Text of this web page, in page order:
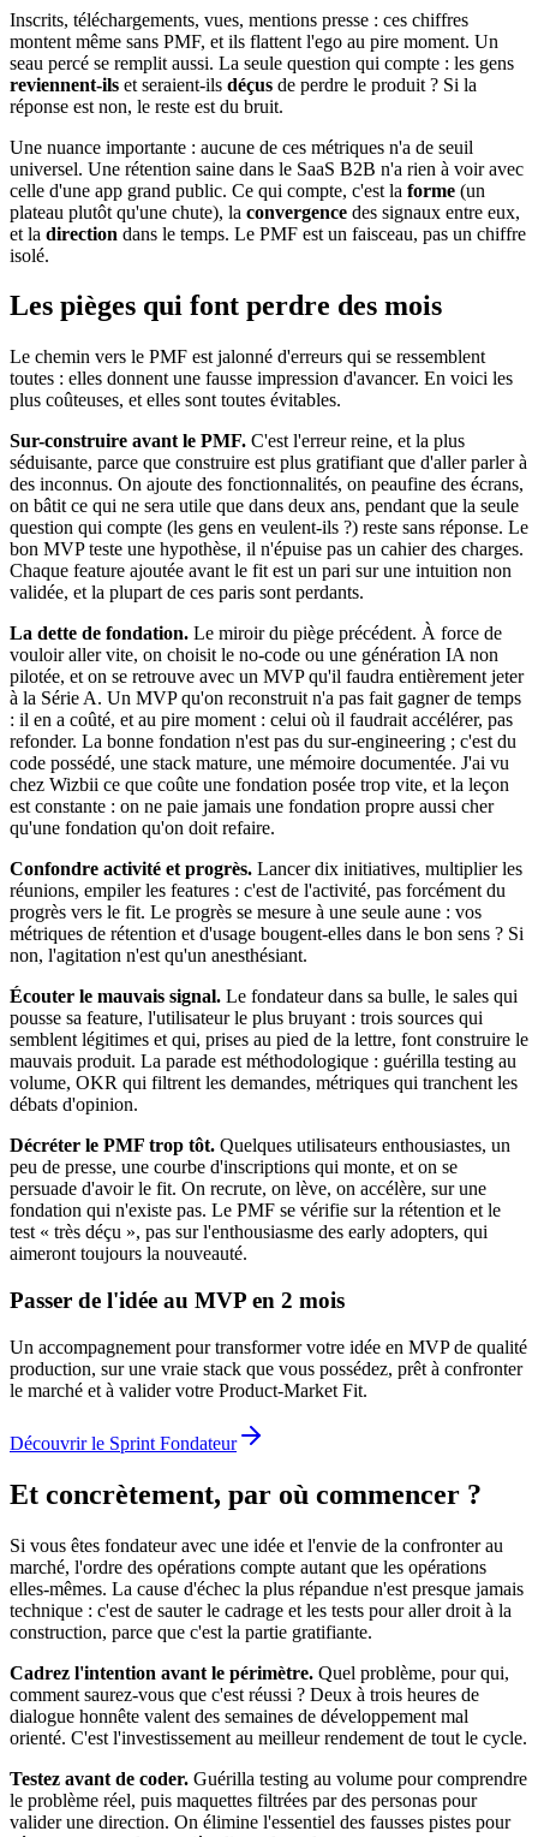
Inscrits, téléchargements, vues, mentions presse : ces chiffres
montent même sans PMF, et ils flattent l'ego au pire moment. Un
seau percé se remplit aussi. La seule question qui compte : les gens
reviennent-ils et seraient-ils déçus de perdre le produit ? Si la
réponse est non, le reste est du bruit.
Une nuance importante : aucune de ces métriques n'a de seuil
universel. Une rétention saine dans le SaaS B2B n'a rien à voir avec
celle d'une app grand public. Ce qui compte, c'est la forme (un
plateau plutôt qu'une chute), la convergence des signaux entre eux,
et la direction dans le temps. Le PMF est un faisceau, pas un chiffre
isolé.
Les pièges qui font perdre des mois
Le chemin vers le PMF est jalonné d'erreurs qui se ressemblent
toutes : elles donnent une fausse impression d'avancer. En voici les
plus coûteuses, et elles sont toutes évitables.
Sur-construire avant le PMF. C'est l'erreur reine, et la plus
séduisante, parce que construire est plus gratifiant que d'aller parler à
des inconnus. On ajoute des fonctionnalités, on peaufine des écrans,
on bâtit ce qui ne sera utile que dans deux ans, pendant que la seule
question qui compte (les gens en veulent-ils ?) reste sans réponse. Le
bon MVP teste une hypothèse, il n'épuise pas un cahier des charges.
Chaque feature ajoutée avant le fit est un pari sur une intuition non
validée, et la plupart de ces paris sont perdants.
La dette de fondation. Le miroir du piège précédent. À force de
vouloir aller vite, on choisit le no-code ou une génération IA non
pilotée, et on se retrouve avec un MVP qu'il faudra entièrement jeter
à la Série A. Un MVP qu'on reconstruit n'a pas fait gagner de temps
: il en a coûté, et au pire moment : celui où il faudrait accélérer, pas
refonder. La bonne fondation n'est pas du sur-engineering ; c'est du
code possédé, une stack mature, une mémoire documentée. J'ai vu
chez Wizbii ce que coûte une fondation posée trop vite, et la leçon
est constante : on ne paie jamais une fondation propre aussi cher
qu'une fondation qu'on doit refaire.
Confondre activité et progrès. Lancer dix initiatives, multiplier les
réunions, empiler les features : c'est de l'activité, pas forcément du
progrès vers le fit. Le progrès se mesure à une seule aune : vos
métriques de rétention et d'usage bougent-elles dans le bon sens ? Si
non, l'agitation n'est qu'un anesthésiant.
Écouter le mauvais signal. Le fondateur dans sa bulle, le sales qui
pousse sa feature, l'utilisateur le plus bruyant : trois sources qui
semblent légitimes et qui, prises au pied de la lettre, font construire le
mauvais produit. La parade est méthodologique : guérilla testing au
volume, OKR qui filtrent les demandes, métriques qui tranchent les
débats d'opinion.
Décréter le PMF trop tôt. Quelques utilisateurs enthousiastes, un
peu de presse, une courbe d'inscriptions qui monte, et on se
persuade d'avoir le fit. On recrute, on lève, on accélère, sur une
fondation qui n'existe pas. Le PMF se vérifie sur la rétention et le
test « très déçu », pas sur l'enthousiasme des early adopters, qui
aimeront toujours la nouveauté.
Passer de l'idée au MVP en 2 mois
Un accompagnement pour transformer votre idée en MVP de qualité
production, sur une vraie stack que vous possédez, prêt à confronter
le marché et à valider votre Product-Market Fit.
Découvrir le Sprint Fondateur
Et concrètement, par où commencer ?
Si vous êtes fondateur avec une idée et l'envie de la confronter au
marché, l'ordre des opérations compte autant que les opérations
elles-mêmes. La cause d'échec la plus répandue n'est presque jamais
technique : c'est de sauter le cadrage et les tests pour aller droit à la
construction, parce que c'est la partie gratifiante.
Cadrez l'intention avant le périmètre. Quel problème, pour qui,
comment saurez-vous que c'est réussi ? Deux à trois heures de
dialogue honnête valent des semaines de développement mal
orienté. C'est l'investissement au meilleur rendement de tout le cycle.
Testez avant de coder. Guérilla testing au volume pour comprendre
le problème réel, puis maquettes filtrées par des personas pour
valider une direction. On élimine l'essentiel des fausses pistes pour